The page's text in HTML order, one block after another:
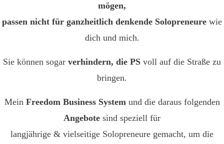
mögen,
passen nicht für ganzheitlich denkende Solopreneure wie
dich und mich.
Sie können sogar verhindern, die PS voll auf die Straße zu
bringen.
Mein Freedom Business Systemund die daraus folgenden
Angebote sind speziell für
langjährige & vielseitige Solopreneure gemacht, um die